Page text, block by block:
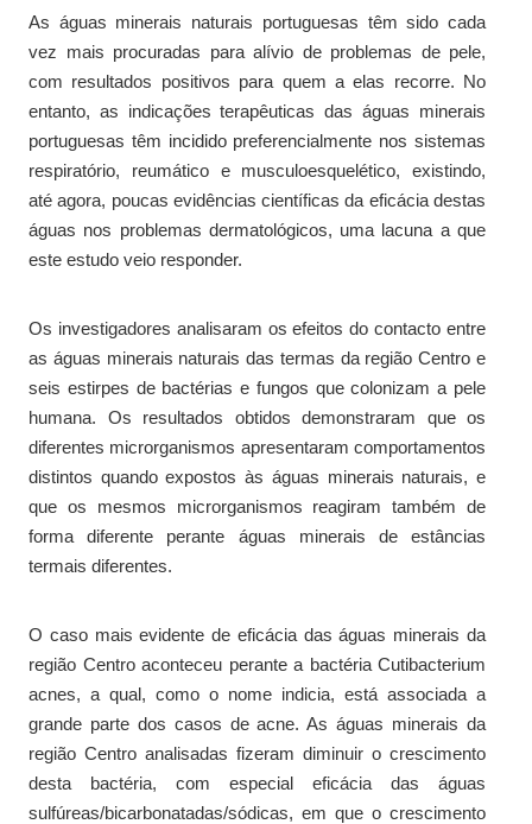
As águas minerais naturais portuguesas têm sido cada
vez mais procuradas para alívio de problemas de pele,
com resultados positivos para quem a elas recorre. No
entanto, as indicações terapêuticas das águas minerais
portuguesas têm incidido preferencialmente nos sistemas
respiratório, reumático e musculoesquelético, existindo,
até agora, poucas evidências científicas da eficácia destas
águas nos problemas dermatológicos, uma lacuna a que
este estudo veio responder.
Os investigadores analisaram os efeitos do contacto entre
as águas minerais naturais das termas da região Centro e
seis estirpes de bactérias e fungos que colonizam a pele
humana. Os resultados obtidos demonstraram que os
diferentes microrganismos apresentaram comportamentos
distintos quando expostos às águas minerais naturais, e
que os mesmos microrganismos reagiram também de
forma diferente perante águas minerais de estâncias
termais diferentes.
O caso mais evidente de eficácia das águas minerais da
região Centro aconteceu perante a bactéria Cutibacterium
acnes, a qual, como o nome indicia, está associada a
grande parte dos casos de acne. As águas minerais da
região Centro analisadas fizeram diminuir o crescimento
desta bactéria, com especial eficácia das águas
sulfúreas/bicarbonatadas/sódicas, em que o crescimento